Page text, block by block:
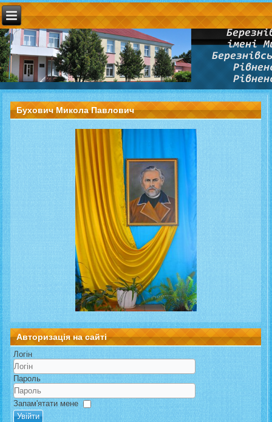
Бухович Микола Павлович
Авторизація на сайті
Логін
Пароль
Запам'ятати мене
Увійти